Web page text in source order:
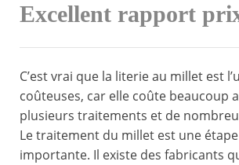
Excellent rapport
C’est vrai que la literie au millet est
coûteuses, car elle coûte beaucoup
plusieurs traitements et de
Le traitement du millet est une
importante. Il existe des fabricants